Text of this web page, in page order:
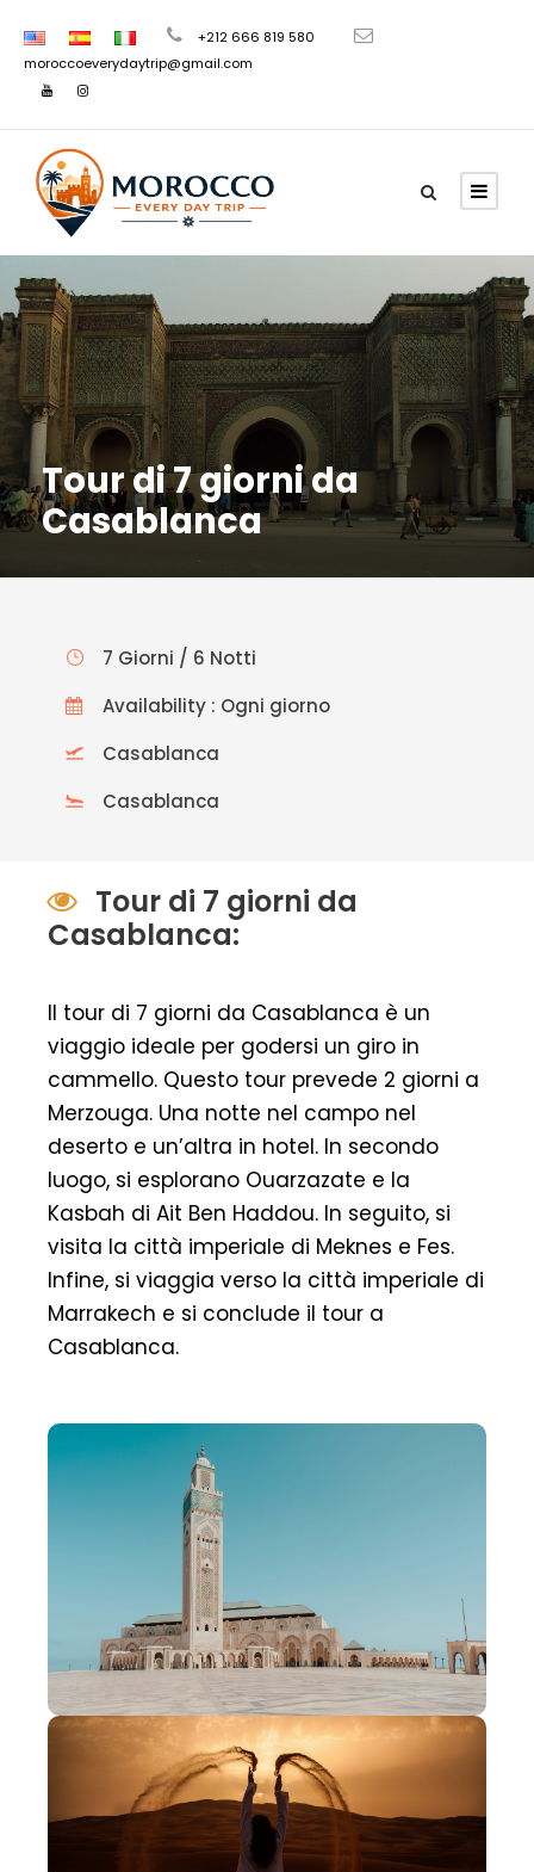
+212 666 819 580
moroccoeverydaytrip@gmail.com
Tour di 7 giorni da
Casablanca
7 Giorni / 6 Notti
Availability : Ogni giorno
Casablanca
Casablanca
Tour di 7 giorni da
Casablanca:
Il tour di 7 giorni da Casablanca è un
viaggio ideale per godersi un giro in
cammello. Questo tour prevede 2 giorni a
Merzouga. Una notte nel campo nel
deserto e un’altra in hotel. In secondo
luogo, si esplorano Ouarzazate e la
Kasbah di Ait Ben Haddou. In seguito, si
visita la città imperiale di Meknes e Fes.
Infine, si viaggia verso la città imperiale di
Marrakech e si conclude il tour a
Casablanca.